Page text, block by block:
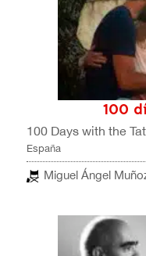
100
100 Days with the
España
Miguel Ángel